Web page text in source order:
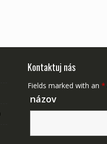
Kontaktuj nás
Fields marked with an *
názov